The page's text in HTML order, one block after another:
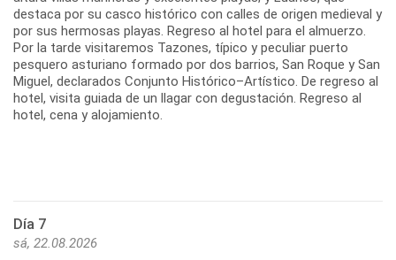
destaca por su casco histórico con calles de origen medieval y
por sus hermosas playas. Regreso al hotel para el almuerzo.
Por la tarde visitaremos Tazones, típico y peculiar puerto
pesquero asturiano formado por dos barrios, San Roque y San
Miguel, declarados Conjunto Histórico–Artístico. De regreso al
hotel, visita guiada de un llagar con degustación. Regreso al
hotel, cena y alojamiento.
Día 7
sá, 22.08.2026